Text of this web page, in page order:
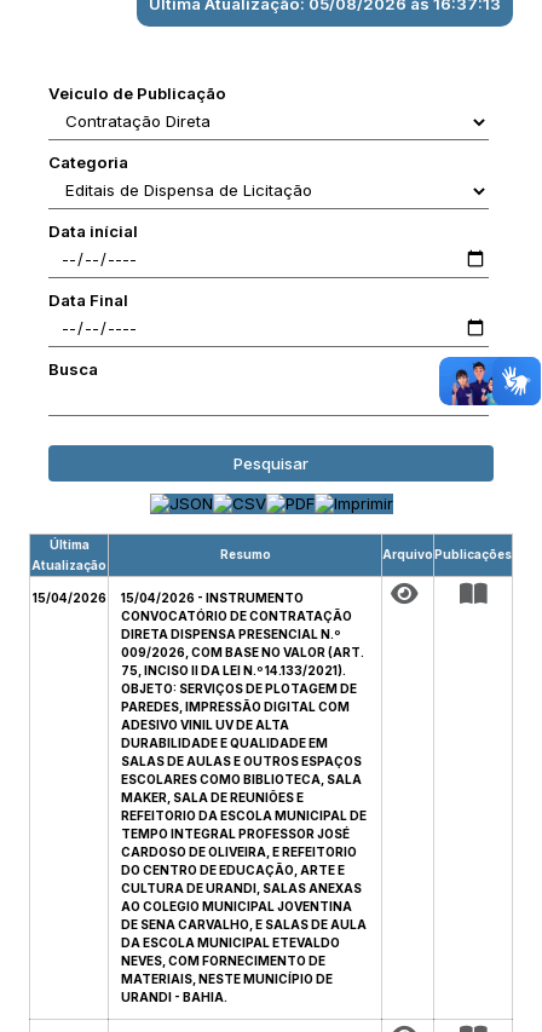
Veiculo de Publicação
Categoria
Data inícial
Data Final
Busca
Pesquisar
Última
Atualização
Resumo ArquivoPublicações
15/04/2026
15/04/2026 - INSTRUMENTO
CONVOCATÓRIO DE CONTRATAÇÃO
DIRETA DISPENSA PRESENCIAL N.º
009/2026, COM BASE NO VALOR (ART.
75, INCISO II DA LEI N.º 14.133/2021).
OBJETO: SERVIÇOS DE PLOTAGEM DE
PAREDES, IMPRESSÃO DIGITAL COM
ADESIVO VINIL UV DE ALTA
DURABILIDADE E QUALIDADE EM
SALAS DE AULAS E OUTROS ESPAÇOS
ESCOLARES COMO BIBLIOTECA, SALA
MAKER, SALA DE REUNIÕES E
REFEITORIO DA ESCOLA MUNICIPAL DE
TEMPO INTEGRAL PROFESSOR JOSÉ
CARDOSO DE OLIVEIRA, E REFEITORIO
DO CENTRO DE EDUCAÇÃO, ARTE E
CULTURA DE URANDI, SALAS ANEXAS
AO COLEGIO MUNICIPAL JOVENTINA
DE SENA CARVALHO, E SALAS DE AULA
DA ESCOLA MUNICIPAL ETEVALDO
NEVES, COM FORNECIMENTO DE
MATERIAIS, NESTE MUNICÍPIO DE
URANDI - BAHIA.